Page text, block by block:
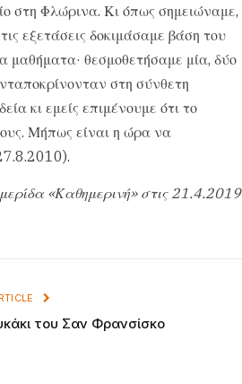
στη Φλώρινα. Κι όπως σημειώναμε,
εξετάσεις δοκιμάσαμε βάση του
μαθήματα· θεσμοθετήσαμε μία, δύο
στη σύνθετη
κι εμείς επιμένουμε ότι το
Μήπως είναι η ώρα να
«Καθημερινή» στις 21.4.2019
του Σαν Φρανσίσκο